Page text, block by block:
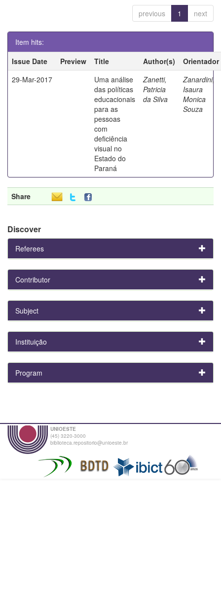
previous 1 next
Item hits:
Issue Date
Preview Title Author(s)
Orientador
29-Mar-2017
Uma análise
das políticas
educacionais
para as
pessoas
com
deficiência
visual no
Estado do
Paraná
Zanetti,
Patricia
da Silva
Zanardini,
Isaura
Monica
Souza
Share
Discover
Referees
Contributor
Subject
Instituição
Program
UNIOESTE
(45) 3220-3000
biblioteca.repositorio@unioeste.br